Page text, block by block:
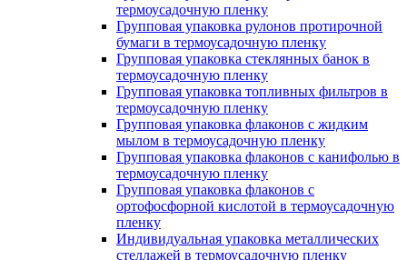
термоусадочную пленку
Групповая упаковка рулонов протирочной
бумаги в термоусадочную пленку
Групповая упаковка стеклянных банок в
термоусадочную пленку
Групповая упаковка топливных фильтров в
термоусадочную пленку
Групповая упаковка флаконов с жидким
мылом в термоусадочную пленку
Групповая упаковка флаконов с канифолью в
термоусадочную пленку
Групповая упаковка флаконов с
ортофосфорной кислотой в термоусадочную
пленку
Индивидуальная упаковка металлических
стеллажей в термоусадочную пленку